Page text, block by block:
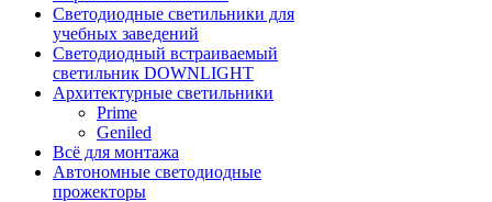
Светодиодные светильники для
учебных заведений
Светодиодный встраиваемый
светильник DOWNLIGHT
Архитектурные светильники
Prime
Geniled
Всё для монтажа
Автономные светодиодные
прожекторы